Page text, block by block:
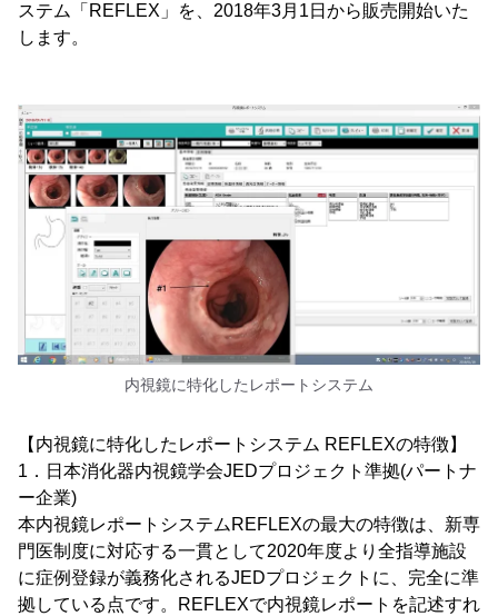
ステム「REFLEX」を、2018年3月1日から販売開始いた
します。
内視鏡に特化したレポートシステム
【内視鏡に特化したレポートシステム REFLEXの特徴】
1．日本消化器内視鏡学会JEDプロジェクト準拠(パートナ
ー企業)
本内視鏡レポートシステムREFLEXの最大の特徴は、新専
門医制度に対応する一貫として2020年度より全指導施設
に症例登録が義務化されるJEDプロジェクトに、完全に準
拠している点です。REFLEXで内視鏡レポートを記述すれ